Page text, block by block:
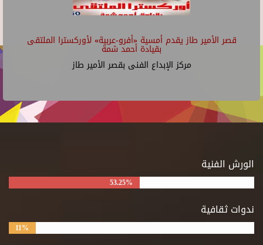
قصر الأمير طاز يقدم أمسية «أفرو-عربية» لأوركسترا الملتقى
بقيادة أحمد شمة
مركز الإبداع الفنى بقصر الأمير طاز
الورش الفنية
53.25%
ندوات ثقافية
11%